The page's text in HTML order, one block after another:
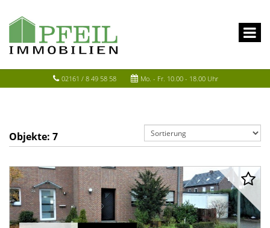
02161 / 8 49 58 58 Mo. - Fr. 10.00 - 18.00 Uhr
Objekte: 7